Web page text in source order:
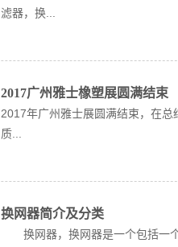
滤器，换...
2017广州雅士橡塑展圆满结束
2017年广州雅士展圆满结束，在总
质...
换网器简介及分类
换网器，换网器是一个包括一个